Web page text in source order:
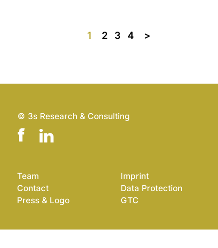
1 2 3 4 >>
© 3s Research & Consulting
Team
Contact
Press & Logo
Imprint
Data Protection
GTC